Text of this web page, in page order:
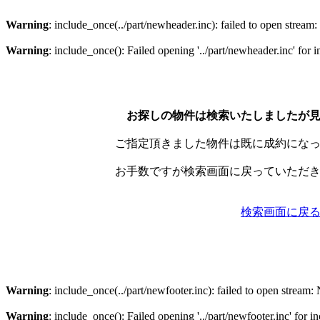
Warning: include_once(../part/newheader.inc): failed to open
Warning: include_once(): Failed opening '../part/newheader.inc'
お探しの物件は検索いたしましたが
ご指定頂きました物件は既に成約にな
お手数ですが検索画面に戻っていただ
検索画面に戻る
Warning: include_once(../part/newfooter.inc): failed to open
Warning: include_once(): Failed opening '../part/newfooter.inc' for